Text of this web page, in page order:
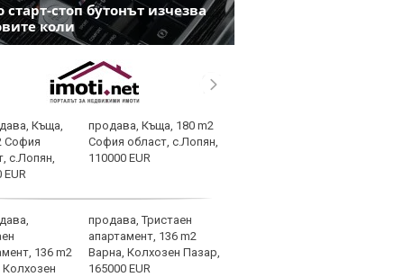
стоп бутонът изчезва
коли
продава, Къща, 180 m2
София област, с.Лопян,
110000 EUR
продава, Тристаен
апартамент, 136 m2
Варна, Колхозен Пазар,
165000 EUR